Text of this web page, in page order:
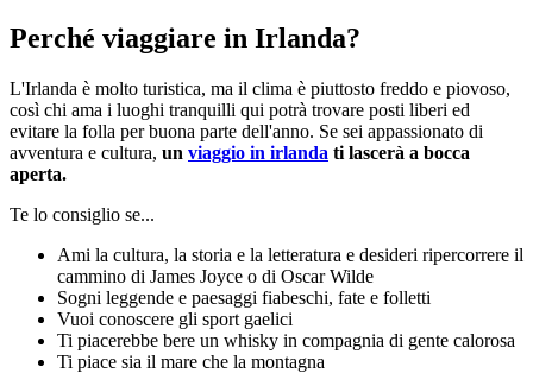
Perché viaggiare in Irlanda?
L'Irlanda è molto turistica, ma il clima è piuttosto freddo e piovoso,
così chi ama i luoghi tranquilli qui potrà trovare posti liberi ed
evitare la folla per buona parte dell'anno. Se sei appassionato di
avventura e cultura, un viaggio in irlanda ti lascerà a bocca
aperta.
Te lo consiglio se...
Ami la cultura, la storia e la letteratura e desideri ripercorrere il
cammino di James Joyce o di Oscar Wilde
Sogni leggende e paesaggi fiabeschi, fate e folletti
Vuoi conoscere gli sport gaelici
Ti piacerebbe bere un whisky in compagnia di gente calorosa
Ti piace sia il mare che la montagna